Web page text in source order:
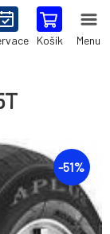
Košík Menu
-51%